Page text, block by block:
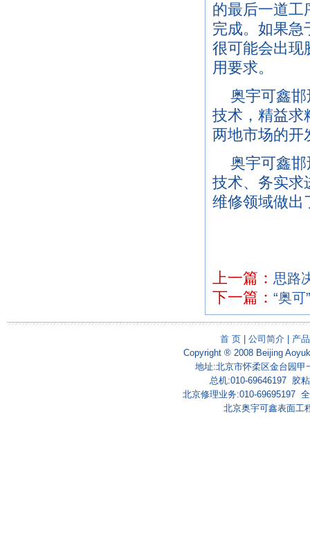
的最后一道工
完成。如果急
很可能会出现
用要求。
奥宇可鑫
技术，精益求
两地市场的开
奥宇可鑫
技术、务实求
维修领域做出
上一篇： 思路
下一篇： “奥
首 页| 公司简介| 产
Copyright ® 2008 Beijing
地址:北京市怀柔区金台园
总机:010-69646197 胶
北京修理业务:010-69695197
北京奥宇可鑫表面工